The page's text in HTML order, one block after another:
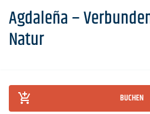
Agdaleña –
Natur
BUCHEN